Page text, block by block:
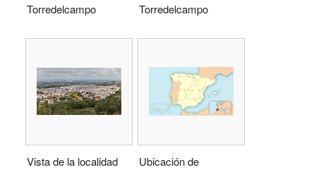
Torredelcampo
Torredelcampo
Vista de la localidad
Ubicación de